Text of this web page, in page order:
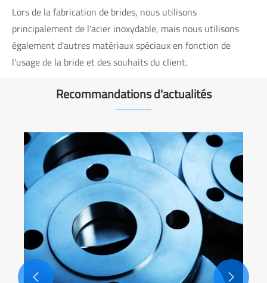
Lors de la fabrication de brides, nous utilisons
principalement de l'acier inoxydable, mais nous utilisons
également d'autres matériaux spéciaux en fonction de
l'usage de la bride et des souhaits du client.
Recommandations d'actualités
 